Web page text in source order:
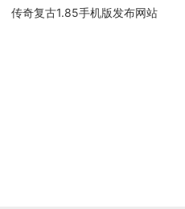
传奇复古1.85手机版发布网站